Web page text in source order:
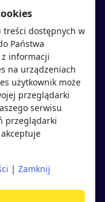
cookies
prywatności
pracodawcy
dostępnych w
Państwa
informacji
na urządzeniach
użytkownik może
przeglądarki
serwisu
przeglądarki
| Zamknij